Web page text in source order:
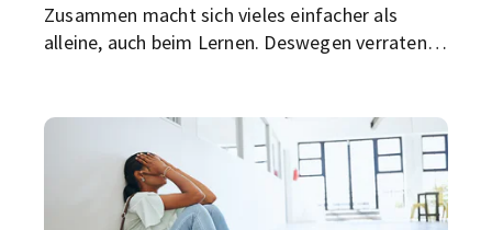
Zusammen macht sich vieles einfacher als
alleine, auch beim Lernen. Deswegen verraten